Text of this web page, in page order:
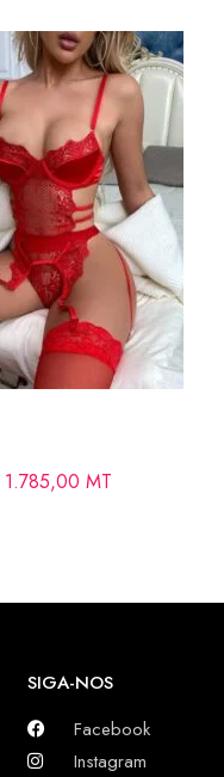
1.785,00 MT
SIGA-NOS
Facebook
Instagram